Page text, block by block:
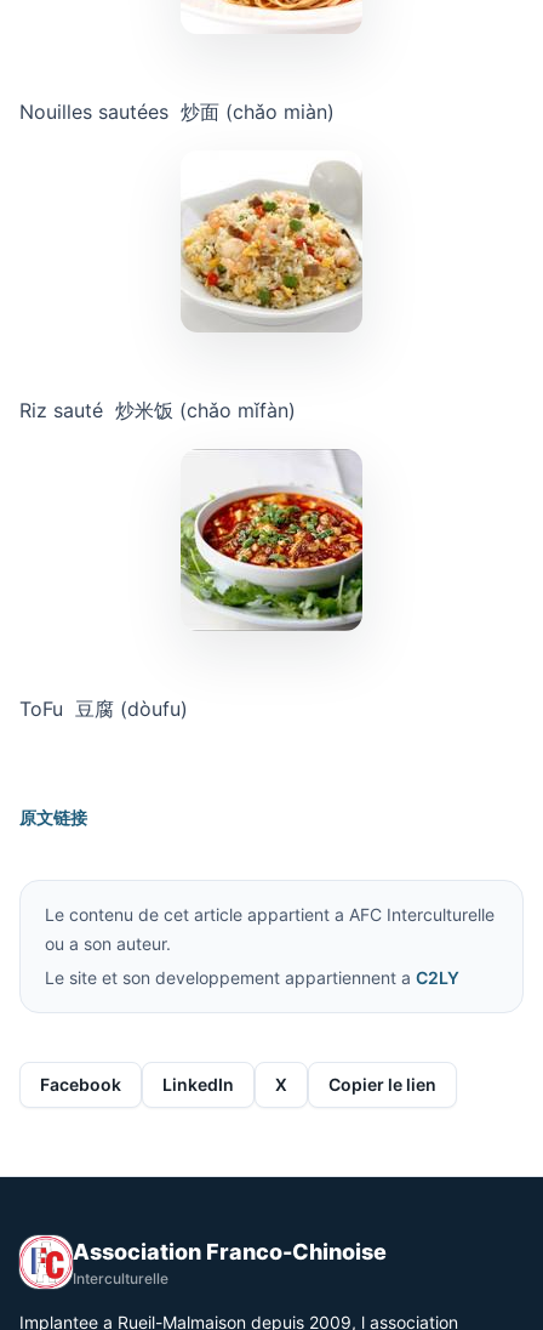
Nouilles sautées 炒面 (chǎo miàn)
Riz sauté 炒米饭 (chǎo mǐfàn)
ToFu 豆腐 (dòufu)
原文链接
Le contenu de cet article appartient a AFC Interculturelle
ou a son auteur.
Le site et son developpement appartiennent a C2LY
Facebook LinkedIn X Copier le lien
Association Franco-Chinoise
Interculturelle
Implantee a Rueil-Malmaison depuis 2009, l association